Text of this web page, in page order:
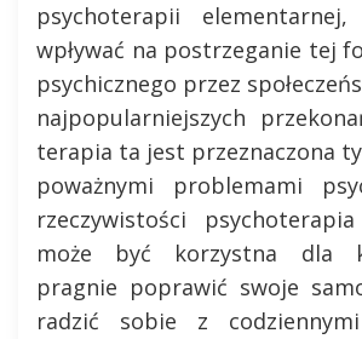
psychoterapii
wpływać na postrzeganie tej
psychicznego przez
najpopularniejszych
terapia ta jest przeznaczona
poważnymi problemami
rzeczywistości
może być korzystna dla
pragnie poprawić swoje
radzić sobie z